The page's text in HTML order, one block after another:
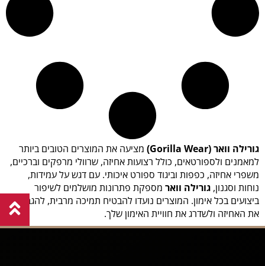
גורילה וואר (Gorilla Wear)
מציעה את המוצרים הטובים ביותר
למאמנים ולספורטאים, כולל רצועות אחיזה, שרוולי מרפקים וברכיים,
משפרי אחיזה, כפפות וביגוד ספורט איכותי. עם דגש על עמידות,
נוחות וסגנון, גורילה וואר מספקת פתרונות מושלמים לשיפור
ביצועים בכל אימון. המוצרים נועדו להבטיח תמיכה מרבית, להגביר
את האחיזה ולשדרג את חוויית האימון שלך.